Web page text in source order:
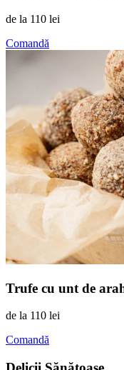
de la 110 lei
Comandă
Trufe cu unt de
de la 110 lei
Comandă